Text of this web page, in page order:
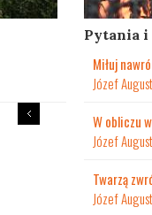
Pytania
Miłuj
Józef
W obliczu
Józef
Twarzą
Józef